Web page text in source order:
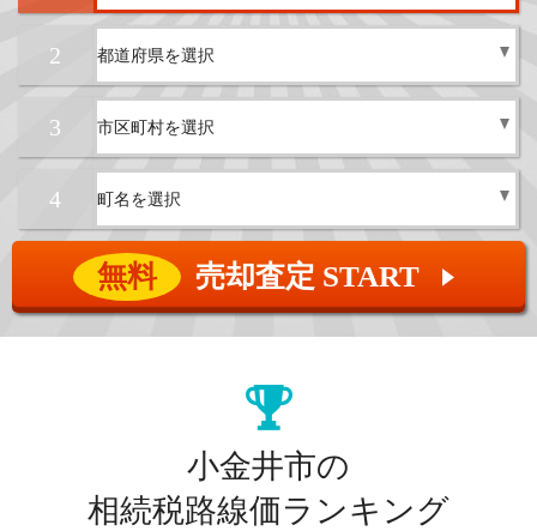
2
3
4
無料 売却査定 START ▲
小金井市の
相続税路線価ランキング